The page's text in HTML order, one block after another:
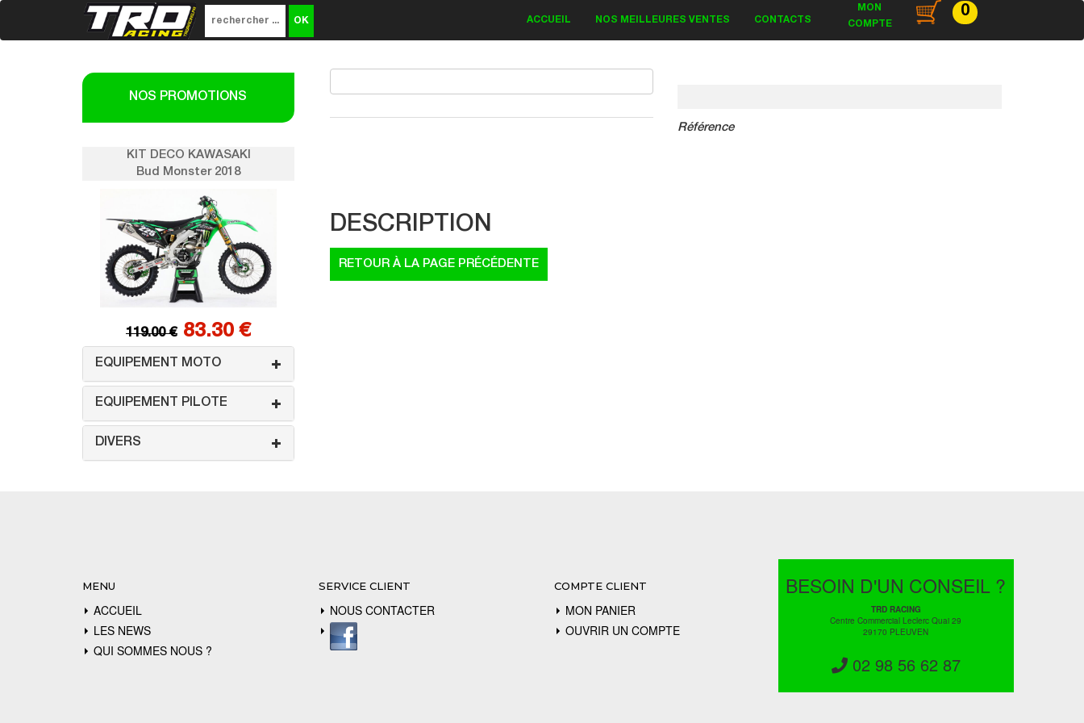
ACCUEIL NOS MEILLEURES VENTES CONTACTS
MON
COMPTE
0
NOS PROMOTIONS
KIT DECO KAWASAKI
Bud Monster 2018
119.00 € 83.30 €
EQUIPEMENT MOTO
EQUIPEMENT PILOTE
DIVERS
Référence
DESCRIPTION
MENU
ACCUEIL
LES NEWS
QUI SOMMES NOUS ?
SERVICE CLIENT
NOUS CONTACTER
COMPTE CLIENT
MON PANIER
OUVRIR UN COMPTE
BESOIN D'UN CONSEIL ?
TRD RACING
Centre Commercial Leclerc Quai 29
29170 PLEUVEN
02 98 56 62 87